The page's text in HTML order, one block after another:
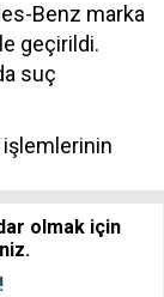
Benz marka
geçirildi.
suç
işlemlerinin
olmak için